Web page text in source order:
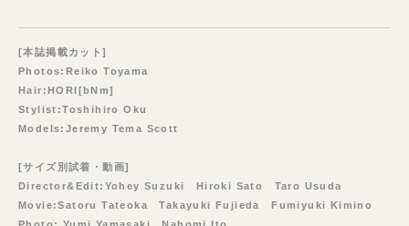
[本誌掲載カット]
Photos:Reiko Toyama
Hair:HORI[bNm]
Stylist:Toshihiro Oku
Models:Jeremy Tema Scott
[サイズ別試着・動画]
Director&Edit:Yohey Suzuki Hiroki Sato Taro Usuda
Movie:Satoru Tateoka Takayuki Fujieda Fumiyuki Kimino